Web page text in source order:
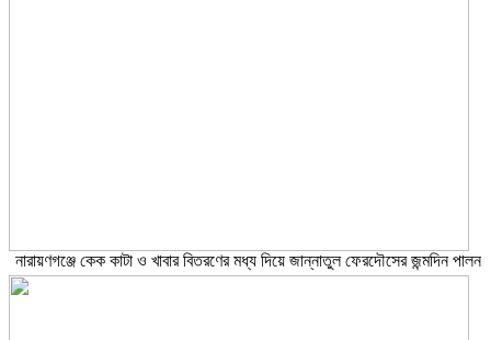
নারায়ণগঞ্জে কেক কাটা ও খাবার বিতরণের মধ্য দিয়ে জান্নাতুল ফেরদৌসের জন্মদিন পালন